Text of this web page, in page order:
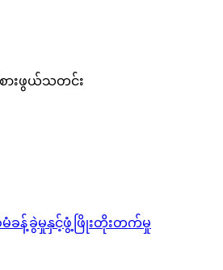
ားဖွယ်သတင်း
ခန့်ခွဲမှုနှင့်ဖွံ့ဖြိုးတိုးတက်မှု